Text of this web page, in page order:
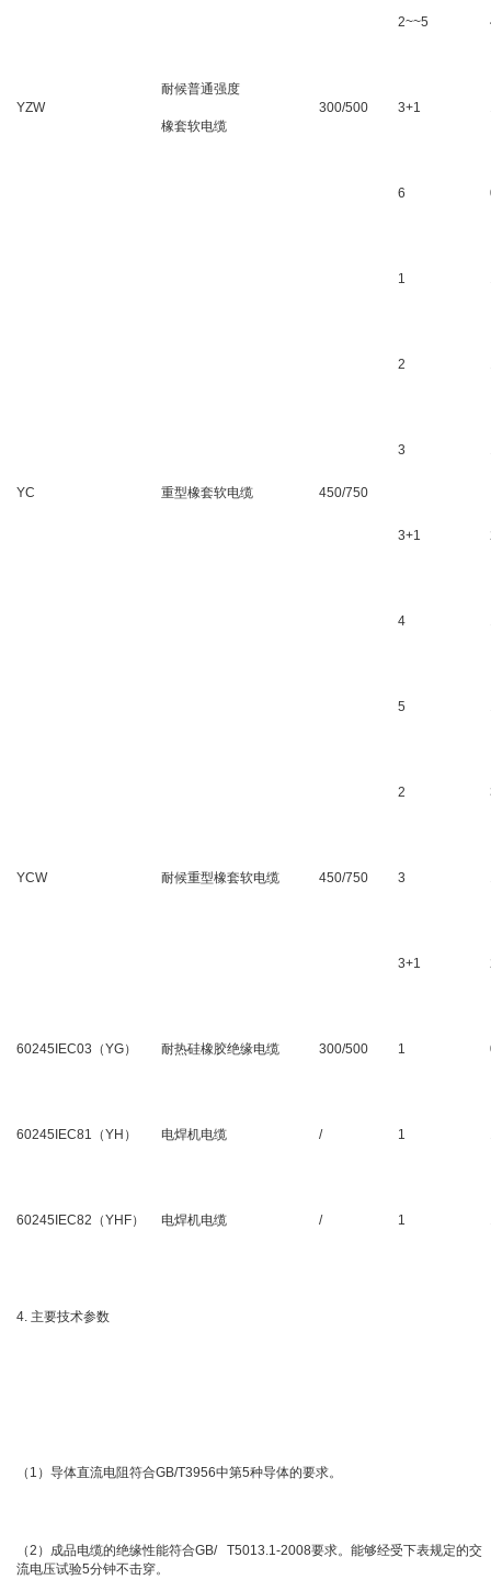
YZW
耐候普通强度
橡套软电缆
300/500
2~~5
3+1
6
YC 重型橡套软电缆 450/750
1
2
3
3+1
4
5
YCW 耐候重型橡套软电缆 450/750
2
3
3+1
60245IEC03（YG） 耐热硅橡胶绝缘电缆 300/500 1
60245IEC81（YH） 电焊机电缆 / 1
60245IEC82（YHF） 电焊机电缆 / 1
4. 主要技术参数
（1）导体直流电阻符合GB/T3956中第5种导体的要求。
（2）成品电缆的绝缘性能符合GB/ T5013.1-2008要求。能够经受下表规定的交
流电压试验5分钟不击穿。